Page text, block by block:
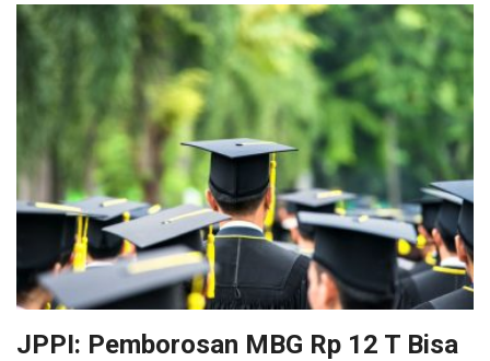
JPPI: Pemborosan MBG Rp 12 T Bisa